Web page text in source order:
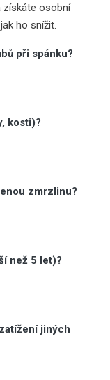
získáte osobní
ho snížit.
při spánku?
kosti)?
zmrzlinu?
než 5 let)?
jiných